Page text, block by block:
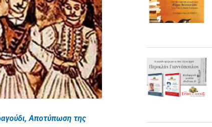
Αποτύπωση της